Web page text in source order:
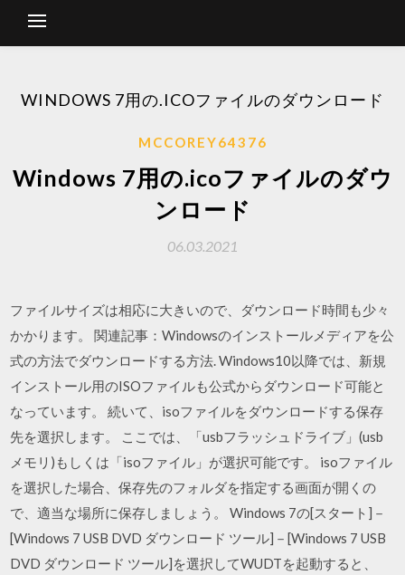
WINDOWS 7用の.ICOファイルのダウンロード
MCCOREY64376
Windows 7用の.icoファイルのダウ
ンロード
06.03.2021
ファイルサイズは相応に大きいので、ダウンロード時間も少々
かかります。 関連記事：Windowsのインストールメディアを公
式の方法でダウンロードする方法. Windows10以降では、新規
インストール用のISOファイルも公式からダウンロード可能と
なっています。 続いて、isoファイルをダウンロードする保存
先を選択します。 ここでは、「usbフラッシュドライブ」(usb
メモリ)もしくは「isoファイル」が選択可能です。 isoファイル
を選択した場合、保存先のフォルダを指定する画面が開くの
で、適当な場所に保存しましょう。 Windows 7の[スタート]－
[Windows 7 USB DVD ダウンロード ツール]－[Windows 7 USB
DVD ダウンロード ツール]を選択してWUDTを起動すると、